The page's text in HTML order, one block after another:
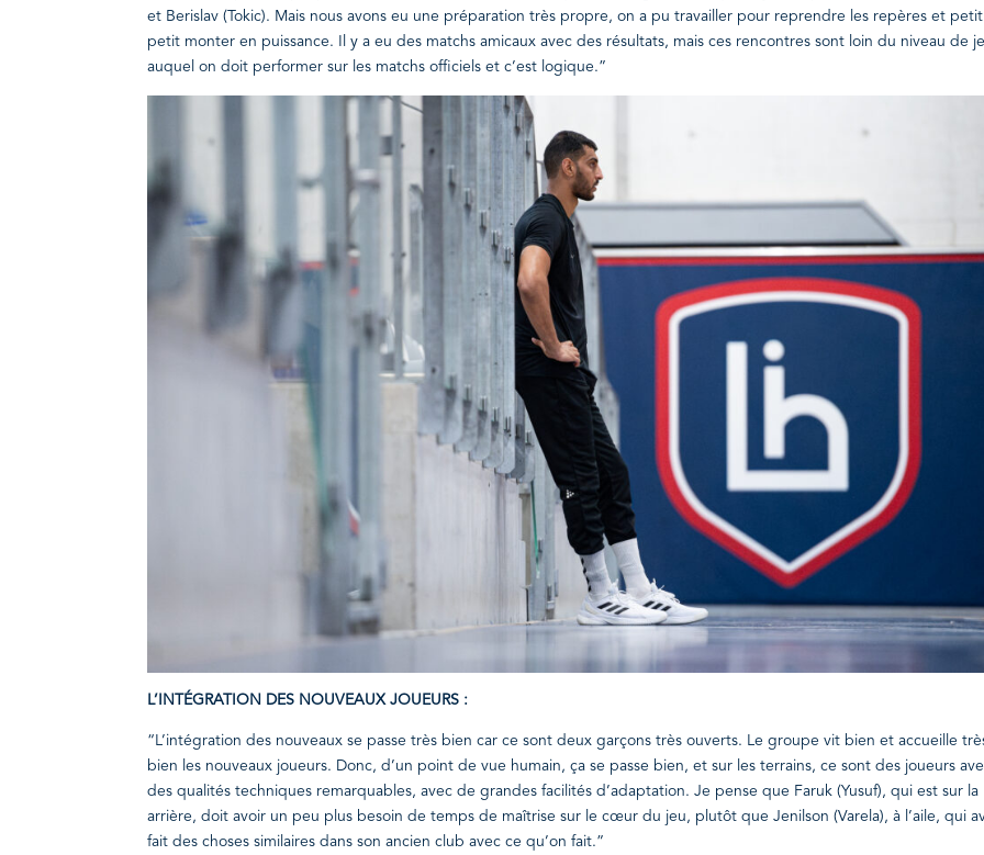
et Berislav (Tokic). Mais nous avons eu une préparation très propre, on a pu travailler pour reprendre les repères et
petit monter en puissance. Il y a eu des matchs amicaux avec des résultats, mais ces rencontres sont loin du niveau de
auquel on doit performer sur les matchs officiels et c’est logique.”
L’INTÉGRATION DES NOUVEAUX JOUEURS :
“L’intégration des nouveaux se passe très bien car ce sont deux garçons très ouverts. Le groupe vit bien et accueille
bien les nouveaux joueurs. Donc, d’un point de vue humain, ça se passe bien, et sur les terrains, ce sont des joueurs
des qualités techniques remarquables, avec de grandes facilités d’adaptation. Je pense que Faruk (Yusuf), qui est sur la
arrière, doit avoir un peu plus besoin de temps de maîtrise sur le cœur du jeu, plutôt que Jenilson (Varela), à l’aile, qui
fait des choses similaires dans son ancien club avec ce qu’on fait.”